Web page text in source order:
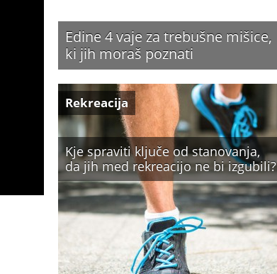
Edine 4 vaje za trebušne mišice,
ki jih moraš poznati
Kje spraviti ključe od stanovanja,
da jih med rekreacijo ne bi izgubili?
Rekreacija